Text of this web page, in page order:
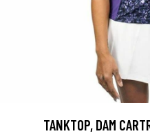
TANKTOP, DAM